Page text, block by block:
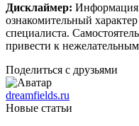
Дисклаймер: Информация
ознакомительный
специалиста.
привести к
Поделиться с друзьями
dreamfields.ru
Новые статьи